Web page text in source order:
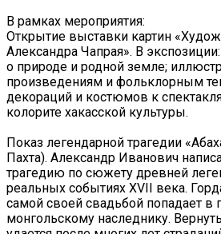
В рамках мероприятия:
Открытие выставки картин
Александра Чапрая». В
о природе и родной земле;
произведениям и фольклорным
декораций и костюмов к
колорите хакасской культуры.
Показ легендарной трагедии
Пахта). Александр Иванович
трагедию по сюжету древней
реальных событиях XVII века.
самой своей свадьбой попадает в
монгольскому наследнику.